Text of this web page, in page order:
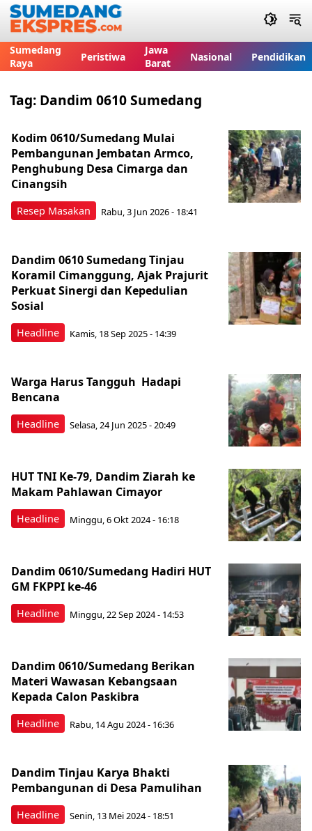
Sumedang
Raya
Peristiwa
Jawa
Barat
Nasional Pendidikan
Tag: Dandim 0610 Sumedang
Resep Masakan
Kodim 0610/Sumedang Mulai
Pembangunan Jembatan Armco,
Penghubung Desa Cimarga dan
Cinangsih
Rabu, 3 Jun 2026 - 18:41
Headline
Dandim 0610 Sumedang Tinjau
Koramil Cimanggung, Ajak Prajurit
Perkuat Sinergi dan Kepedulian
Sosial
Kamis, 18 Sep 2025 - 14:39
Headline
Warga Harus Tangguh Hadapi
Bencana
Selasa, 24 Jun 2025 - 20:49
Headline
HUT TNI Ke-79, Dandim Ziarah ke
Makam Pahlawan Cimayor
Minggu, 6 Okt 2024 - 16:18
Headline
Dandim 0610/Sumedang Hadiri HUT
GM FKPPI ke-46
Minggu, 22 Sep 2024 - 14:53
Headline
Dandim 0610/Sumedang Berikan
Materi Wawasan Kebangsaan
Kepada Calon Paskibra
Rabu, 14 Agu 2024 - 16:36
Headline
Dandim Tinjau Karya Bhakti
Pembangunan di Desa Pamulihan
Senin, 13 Mei 2024 - 18:51